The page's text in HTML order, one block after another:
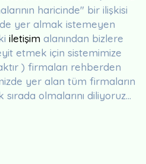
haricinde" bir ilişkisi
yer almak istemeyen
iletişim alanından bizlere
etmek için sistemimize
) firmaları rehberden
yer alan tüm firmaların
olmalarını diliyoruz...